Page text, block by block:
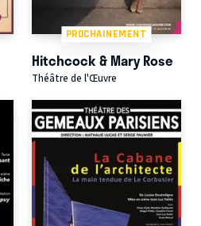
PROCHAINEMENT
Hitchcock & Mary Rose
Théâtre de l'Œuvre